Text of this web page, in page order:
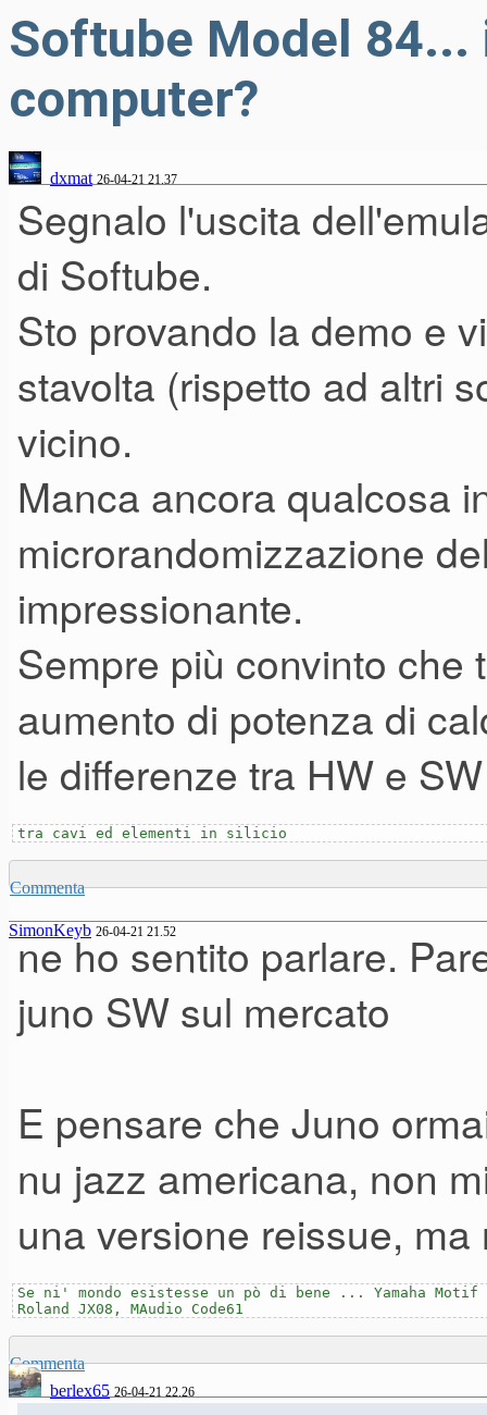
Softube Model
computer?
dxmat 26-04-21 21.37
Segnalo l'uscita
di Softube.
Sto provando la demo e
stavolta (rispetto ad altri
vicino.
Manca ancora qualcosa
microrandomizzazione
impressionante.
Sempre più convinto che
aumento di potenza di
le differenze tra HW e
tra cavi ed elementi in silicio
Commenta
SimonKeyb 26-04-21 21.52
ne ho sentito parlare.
juno SW sul mercato
E pensare che Juno
nu jazz americana, non
una versione reissue,
Se ni' mondo esistesse un pò di bene ... Yamaha Motif
Roland JX08, MAudio Code61
Commenta
berlex65 26-04-21 22.26